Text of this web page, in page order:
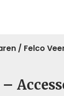
/ Felco
–